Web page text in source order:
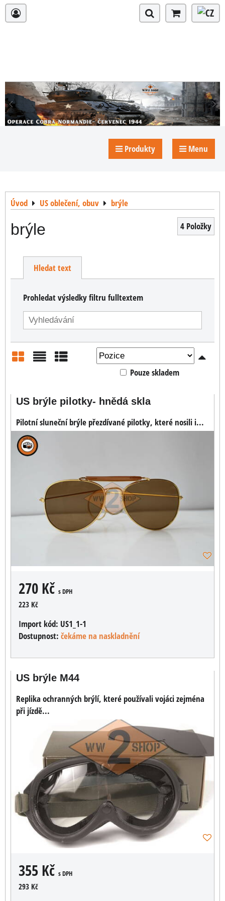
Produkty Menu
Úvod US oblečení, obuv brýle
brýle 4 Položky
Hledat text
Prohledat výsledky filtru fulltextem
Pouze skladem
US brýle pilotky- hnědá skla
Pilotní sluneční brýle přezdívané pilotky, které nosili i...
270 Kč s DPH
223 Kč
Import kód: US1_1-1
Dostupnost: čekáme na naskladnění
US brýle M44
Replika ochranných brýlí, které používali vojáci zejména
při jízdě...
355 Kč s DPH
293 Kč